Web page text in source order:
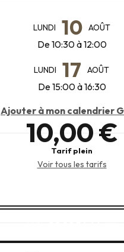
LUNDI 10 AOÛT
De 10:30 à 12:00
LUNDI 17 AOÛT
De 15:00 à 16:30
Ajouter à mon calendrier
10,00 €
Tarif plein
Voir tous les tarifs